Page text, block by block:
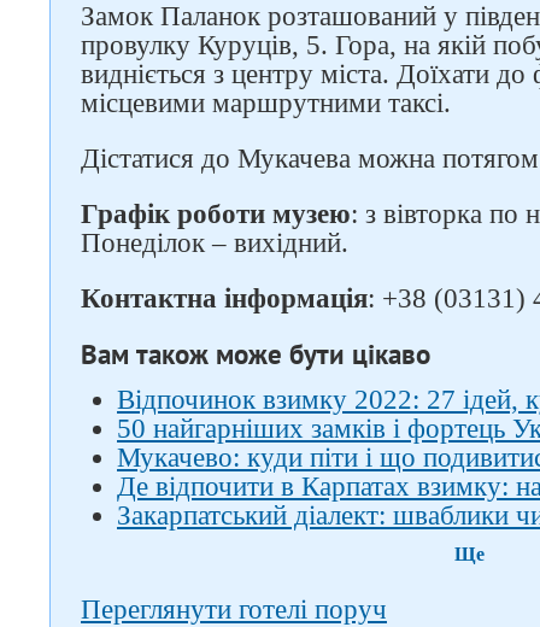
Замок Паланок розташований у
провулку Куруців, 5. Гора, на якій
видніється з центру міста. Доїхати
місцевими маршрутними таксі.
Дістатися до Мукачева можна
Графік роботи музею: з вівторка по
Понеділок – вихідний.
Контактна інформація: +38 (03131)
Вам також може бути цікаво
Відпочинок взимку 2022: 27 ідей,
50 найгарніших замків і фортець
Мукачево: куди піти і що
Де відпочити в Карпатах взимку:
Закарпатський діалект: шваблики
Ще
Переглянути готелі поруч